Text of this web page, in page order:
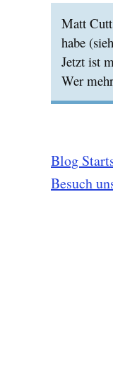
Matt
habe
Jetzt ist
Wer
Blog
Besuch